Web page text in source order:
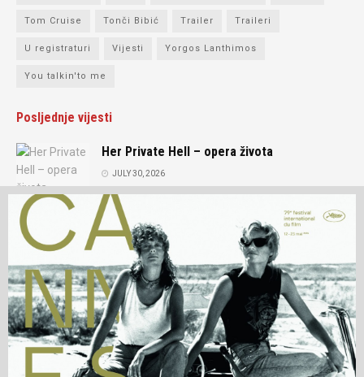
Tom Cruise Tonči Bibić Trailer Traileri
U registraturi Vijesti Yorgos Lanthimos
You talkin'to me
Posljednje vijesti
Her Private Hell – opera života
JULY 30, 2026
Intervju: Andrey Zvyagintsev
JULY 15, 2026
Prijatelji portala Kontakt
Impressum